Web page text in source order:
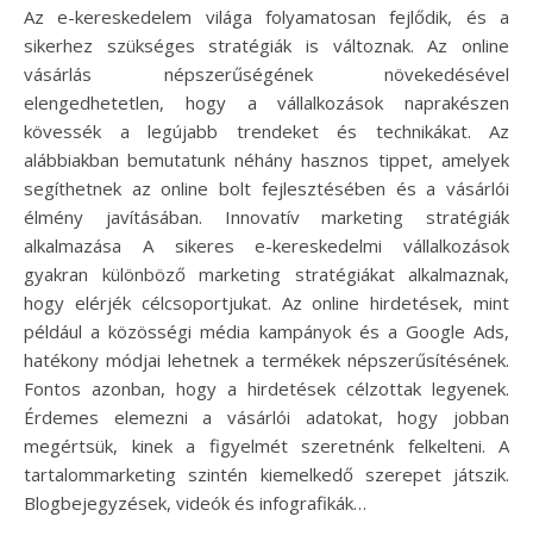
Az e-kereskedelem világa folyamatosan fejlődik, és a
sikerhez szükséges stratégiák is változnak. Az online
vásárlás népszerűségének növekedésével
elengedhetetlen, hogy a vállalkozások naprakészen
kövessék a legújabb trendeket és technikákat. Az
alábbiakban bemutatunk néhány hasznos tippet, amelyek
segíthetnek az online bolt fejlesztésében és a vásárlói
élmény javításában. Innovatív marketing stratégiák
alkalmazása A sikeres e-kereskedelmi vállalkozások
gyakran különböző marketing stratégiákat alkalmaznak,
hogy elérjék célcsoportjukat. Az online hirdetések, mint
például a közösségi média kampányok és a Google Ads,
hatékony módjai lehetnek a termékek népszerűsítésének.
Fontos azonban, hogy a hirdetések célzottak legyenek.
Érdemes elemezni a vásárlói adatokat, hogy jobban
megértsük, kinek a figyelmét szeretnénk felkelteni. A
tartalommarketing szintén kiemelkedő szerepet játszik.
Blogbejegyzések, videók és infografikák…